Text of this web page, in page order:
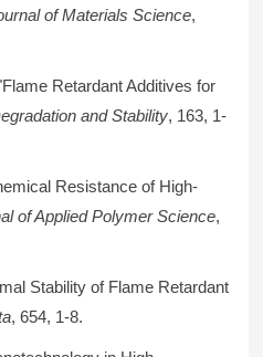
of Materials Science,
Retardant Additives for
and Stability, 163, 1-
Resistance of High-
of Applied Polymer Science,
Stability of Flame Retardant
, 654, 1-8.